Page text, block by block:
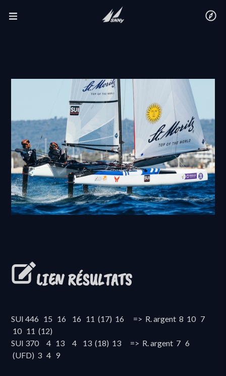
LIEN RÉSULTATS
SUI 446 15 16 16 11 (17) 16 => R. argent 8 10 7
10 11 (12)
SUI 370 4 13 4 13 (18) 13 => R. argent 7 6
(UFD) 3 4 9